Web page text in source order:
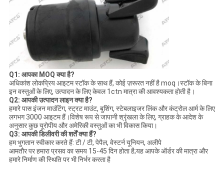
Q1: आपका MOQ क्या है?
अधिकांश लोकप्रिय आइटम स्टॉक के साथ हैं, कोई ज़रूरत नहीं है moq।स्टॉक के बिना
इन वस्तुओं के लिए, उत्पादन के लिए केवल 1ctn मात्रा की आवश्यकता होती है।
Q2: आपकी उत्पादन लाइन क्या है?
हमारे पास इंजन माउंटिंग, स्ट्रट माउंट, बुशिंग, स्टेबलाइजर लिंक और कंट्रोल आर्म के लिए
लगभग 3000 आइटम हैं।विशेष रूप से जापानी श्रृंखला के लिए, ग्राहक के आदेश के
अनुसार कुछ यूरोपीय और अमेरिकी वस्तुओं का भी विकास किया।
Q3: आपकी डिलीवरी की शर्तें क्या हैं?
हम भुगतान स्वीकार करते हैं: टी / टी, पेपैल, वेस्टर्न यूनियन, अलीपे
आमतौर पर हमारा प्रसव का समय 15-45 दिन होता है;यह आपके ऑर्डर की मात्रा और
हमारे निर्माण की स्थिति पर भी निर्भर करता है